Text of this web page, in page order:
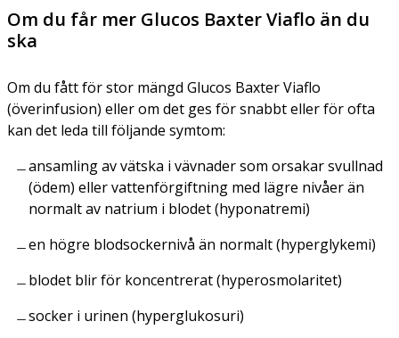
Om du får mer Glucos Baxter Viaflo än du
ska
Om du fått för stor mängd Glucos Baxter Viaflo
(överinfusion) eller om det ges för snabbt eller för ofta
kan det leda till följande symtom:
ansamling av vätska i vävnader som orsakar svullnad
(ödem) eller vattenförgiftning med lägre nivåer än
normalt av natrium i blodet (hyponatremi)
en högre blodsockernivå än normalt (hyperglykemi)
blodet blir för koncentrerat (hyperosmolaritet)
socker i urinen (hyperglukosuri)